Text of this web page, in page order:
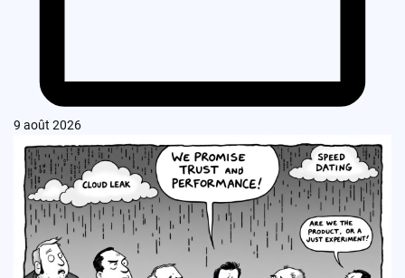
9 août 2026